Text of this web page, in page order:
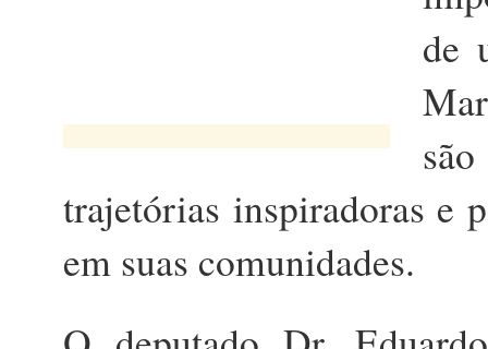
de
trajetórias inspiradoras e
em suas comunidades.